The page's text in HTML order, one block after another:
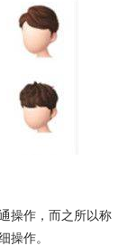
操作，而之所以称
操作。